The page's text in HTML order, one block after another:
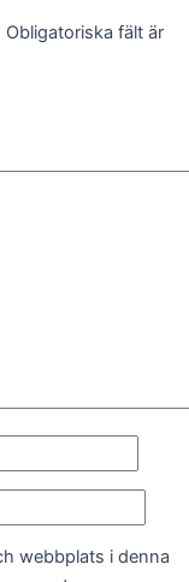
Obligatoriska fält är
webbplats i denna